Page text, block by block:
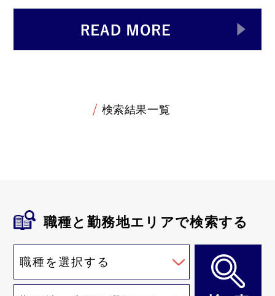
検索結果一覧
職種と勤務地エリアで検索する